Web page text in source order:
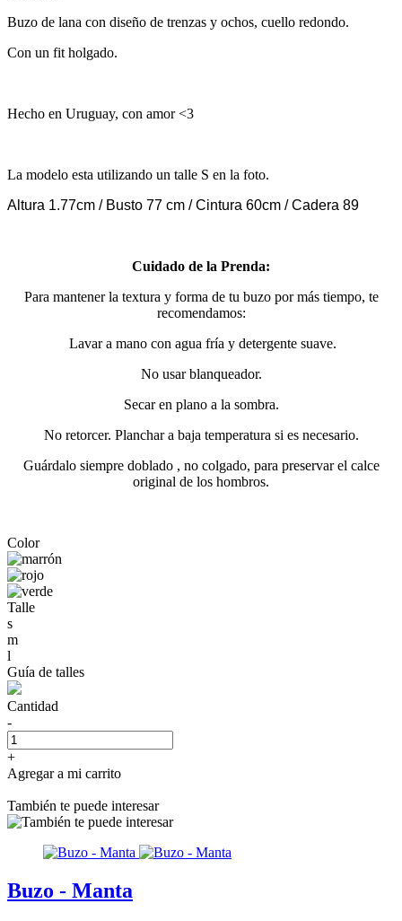
Buzo de lana con diseño de trenzas y ochos, cuello redondo.
Con un fit holgado.
Hecho en Uruguay, con amor <3
La modelo esta utilizando un talle S en la foto.
Altura 1.77cm / Busto 77 cm /Cintura 60cm /Cadera 89
Cuidado de la Prenda:
Para mantener la textura y forma de tu buzo por más tiempo, te
recomendamos:
Lavar a mano con agua fría y detergente suave.
No usar blanqueador.
Secar en plano a la sombra.
No retorcer. Planchar a baja temperatura si es necesario.
Guárdalo siempre doblado , no colgado, para preservar el calce
original de los hombros.
Color
Talle
s
m
l
Guía de talles
Cantidad
-
+
Agregar a mi carrito
También te puede interesar
Buzo - Manta